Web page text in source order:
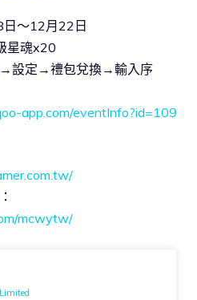
～12月22日
星魂x20
→設定→禮包兌換→輸入序
app.com/eventInfo?id=109
mcwytw/